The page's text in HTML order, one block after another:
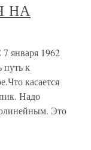
НА
января 1962
путь к
касается
Надо
Это